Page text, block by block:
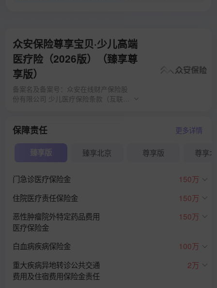
众安保险尊享宝贝·少儿高端
医疗险（2026版）（臻享尊
享版）
备案名及备案号：众安在线财产保险股
份有限公司 少儿医疗保险条款（互联网
有限公司 附加未成年人先天性疾病住院
医疗保险条款（互联网 2025 版 A 款）
（C00017932522025050720353）；
众安在线财产保险股份有限公司 个人齿
款）（C0001793251202406200297
3）
保障责任 更多详情
臻享版 臻享北京 尊享版 尊享
门急诊医疗保险金
150万
住院医疗责任保险金
150万
恶性肿瘤院外特定药品费用
医疗保险金
150万
白血病疾病保险金
100万
重大疾病异地转诊公共交通
费用及住宿费用保险金责任
2万